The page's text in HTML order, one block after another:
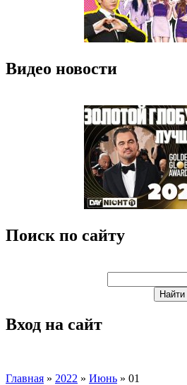
Видео новости
Поиск по сайту
Вход на сайт
Главная » 2022 » Июнь » 01